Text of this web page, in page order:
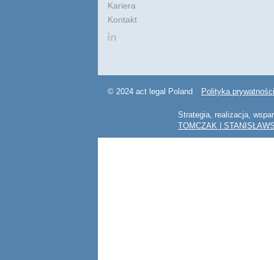
Kariera
Kontakt
© 2024 act legal Poland Polityka
Strategia, realizacja,
TOMCZAK |